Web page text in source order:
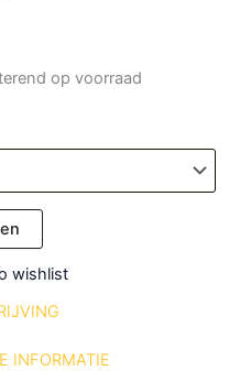
op voorraad
wishlist
INFORMATIE